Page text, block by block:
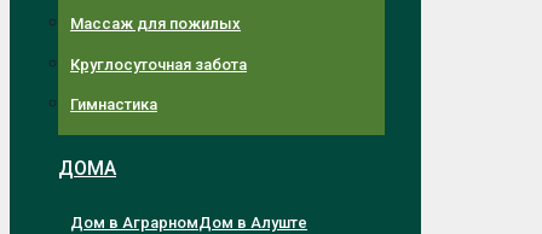
Массаж для пожилых
Круглосуточная забота
Гимнастика
ДОМА
Дом в АграрномДом в Алуште